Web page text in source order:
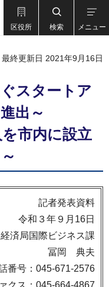
区役所 検索 メニュー
最終更新日 2021年9月16日
スタートア
出～
市内に設立
記者発表資料
令和３年９月16日
経済局国際ビジネス課
冨岡 典夫
番号：045-671-2576
クス：045-664-4867